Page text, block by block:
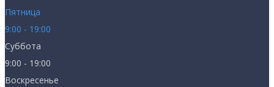
Пятница
9:00 - 19:00
Суббота
9:00 - 19:00
Воскресенье